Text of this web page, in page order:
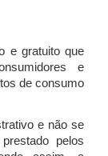
e gratuito que
e
de consumo
e não se
pelos